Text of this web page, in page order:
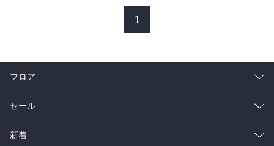
ネットゲーム依存は、まだ、精神疾患にカウントされていないが、
依存を病気と指定することにしている。
体「エンターテインメント・ソフトウェア協会」（ＥＳＡ）が「ビ
対する声明を出した。ＥＳＡには、任天堂やバンダイナムコエンタ
その両者をきちんと比較し、考えていく必要がある。
1
フロア
総合
ラノベ
セール
総合
新着